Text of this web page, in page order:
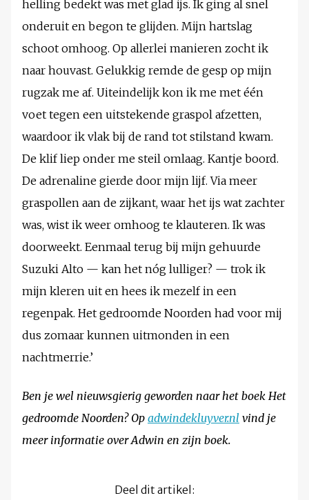
helling bedekt was met glad ijs. Ik ging al snel
onderuit en begon te glijden. Mijn hartslag
schoot omhoog. Op allerlei manieren zocht ik
naar houvast. Gelukkig remde de gesp op mijn
rugzak me af. Uiteindelijk kon ik me met één
voet tegen een uitstekende graspol afzetten,
waardoor ik vlak bij de rand tot stilstand kwam.
De klif liep onder me steil omlaag. Kantje boord.
De adrenaline gierde door mijn lijf. Via meer
graspollen aan de zijkant, waar het ijs wat zachter
was, wist ik weer omhoog te klauteren. Ik was
doorweekt. Eenmaal terug bij mijn gehuurde
Suzuki Alto — kan het nóg lulliger? — trok ik
mijn kleren uit en hees ik mezelf in een
regenpak. Het gedroomde Noorden had voor mij
dus zomaar kunnen uitmonden in een
nachtmerrie.’
Ben je wel nieuwsgierig geworden naar het boek Het
gedroomde Noorden? Op adwindekluyver.nl vind je
meer informatie over Adwin en zijn boek.
Deel dit artikel: